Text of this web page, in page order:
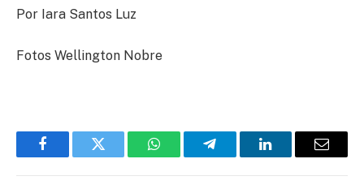
Por Iara Santos Luz
Fotos Wellington Nobre
FacebookTwitter WhatsAppTelegramLinkedInEmail